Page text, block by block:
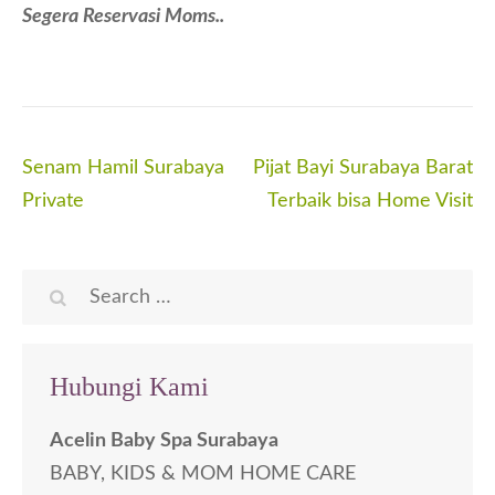
Segera Reservasi Moms..
Post
navigation
Senam Hamil Surabaya
Private
Pijat Bayi Surabaya Barat
Terbaik bisa Home Visit
Search
Hubungi Kami
Acelin Baby Spa Surabaya
BABY, KIDS & MOM HOME CARE